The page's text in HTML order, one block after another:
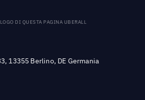
DI QUESTA PAGINA UBERALL
13355 Berlino, DE Germania